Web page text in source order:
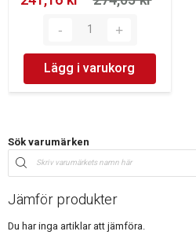
Lägg i varukorg
Sök varumärken
Jämför produkter
Du har inga artiklar att jämföra.